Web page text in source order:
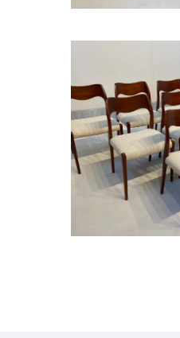
SET OF 12
OTTO